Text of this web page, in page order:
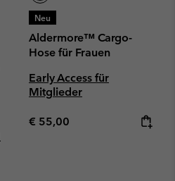
Neu
Aldermore™ Cargo-
Hose für Frauen
Early Access für
Mitglieder
Regular price:
€ 55,00